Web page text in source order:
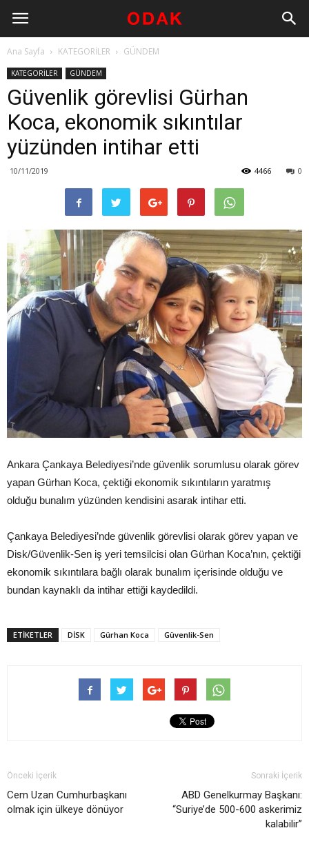
Ana Sayfa KATEGORİLER GÜNDEM
KATEGORİLER GÜNDEM
Güvenlik görevlisi Gürhan
Koca, ekonomik sıkıntılar
yüzünden intihar etti
10/11/2019 0
4466
Ankara Çankaya Belediyesi’nde güvenlik sorumlusu olarak görev
yapan Gürhan Koca, çektiği ekonomik sıkıntıların yaratmış
olduğu bunalım yüzünden kendisini asarak intihar etti.
Çankaya Belediyesi’nde güvenlik görevlisi olarak görev yapan ve
Disk/Güvenlik-Sen iş yeri temsilcisi olan Gürhan Koca’nın, çektiği
ekonomik sıkıntılara bağlı olarak bunalım içerisinde olduğu ve
bundan kaynaklı da intihar ettiği kaydedildi.
ETIKETLER DİSK Gürhan Koca Güvenlik-Sen
Önceki İçerik
Cem Uzan Cumhurbaşkanı
olmak için ülkeye dönüyor
Sonraki İçerik
ABD Genelkurmay Başkanı:
“Suriye’de 500-600 askerimiz
kalabilir”